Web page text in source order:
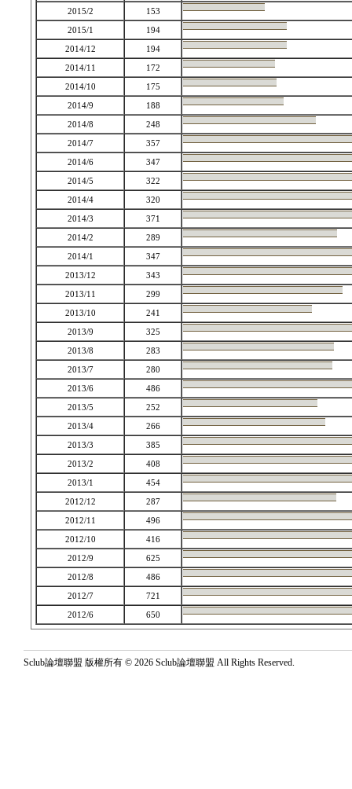
2015/2
153
2015/1
194
2014/12
194
2014/11
172
2014/10
175
2014/9
188
2014/8
248
2014/7
357
2014/6
347
2014/5
322
2014/4
320
2014/3
371
2014/2
289
2014/1
347
2013/12
343
2013/11
299
2013/10
241
2013/9
325
2013/8
283
2013/7
280
2013/6
486
2013/5
252
2013/4
266
2013/3
385
2013/2
408
2013/1
454
2012/12
287
2012/11
496
2012/10
416
2012/9
625
2012/8
486
2012/7
721
2012/6
650
Sclub論壇聯盟 版權所有 © 2026 Sclub論壇聯盟 All Rights Reserved.